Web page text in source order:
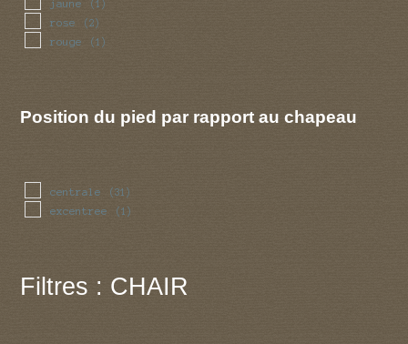
jaune (1)
rose (2)
rouge (1)
Position du pied par rapport au chapeau
centrale (31)
excentree (1)
Filtres : CHAIR